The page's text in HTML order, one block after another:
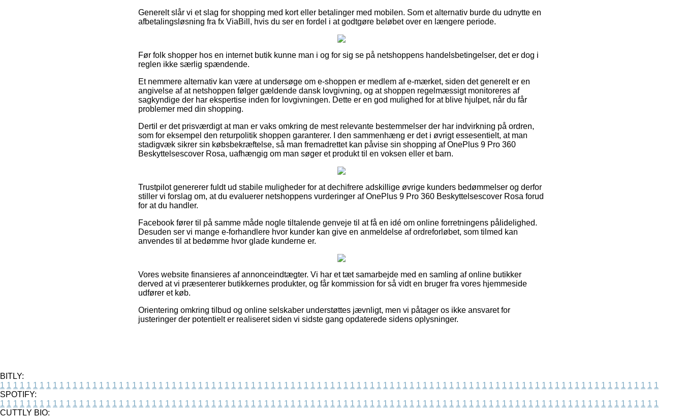
Generelt slår vi et slag for shopping med kort eller betalinger med mobilen. Som et alternativ burde du udnytte en
afbetalingsløsning fra fx ViaBill, hvis du ser en fordel i at godtgøre beløbet over en længere periode.
Før folk shopper hos en internet butik kunne man i og for sig se på netshoppens handelsbetingelser, det er dog i
reglen ikke særlig spændende.
Et nemmere alternativ kan være at undersøge om e-shoppen er medlem af e-mærket, siden det generelt er en
angivelse af at netshoppen følger gældende dansk lovgivning, og at shoppen regelmæssigt monitoreres af
sagkyndige der har ekspertise inden for lovgivningen. Dette er en god mulighed for at blive hjulpet, når du får
problemer med din shopping.
Dertil er det prisværdigt at man er vaks omkring de mest relevante bestemmelser der har indvirkning på ordren,
som for eksempel den returpolitik shoppen garanterer. I den sammenhæng er det i øvrigt essesentielt, at man
stadigvæk sikrer sin købsbekræftelse, så man fremadrettet kan påvise sin shopping af OnePlus 9 Pro 360
Beskyttelsescover Rosa, uafhængig om man søger et produkt til en voksen eller et barn.
Trustpilot genererer fuldt ud stabile muligheder for at dechifrere adskillige øvrige kunders bedømmelser og derfor
stiller vi forslag om, at du evaluerer netshoppens vurderinger af OnePlus 9 Pro 360 Beskyttelsescover Rosa forud
for at du handler.
Facebook fører til på samme måde nogle tiltalende genveje til at få en idé om online forretningens pålidelighed.
Desuden ser vi mange e-forhandlere hvor kunder kan give en anmeldelse af ordreforløbet, som tilmed kan
anvendes til at bedømme hvor glade kunderne er.
Vores website finansieres af annonceindtægter. Vi har et tæt samarbejde med en samling af online butikker
derved at vi præsenterer butikkernes produkter, og får kommission for så vidt en bruger fra vores hjemmeside
udfører et køb.
Orientering omkring tilbud og online selskaber understøttes jævnligt, men vi påtager os ikke ansvaret for
justeringer der potentielt er realiseret siden vi sidste gang opdaterede sidens oplysninger.
BITLY:
1 1 1 1 1 1 1 1 1 1 1 1 1 1 1 1 1 1 1 1 1 1 1 1 1 1 1 1 1 1 1 1 1 1 1 1 1 1 1 1 1 1 1 1 1 1 1 1 1 1 1 1 1 1 1 1 1 1 1 1 1 1 1 1 1 1 1 1 1 1 1 1 1 1 1 1 1 1 1 1 1 1 1 1 1 1 1 1 1 1 1 1 1 1 1 1 1 1 1 1
SPOTIFY:
1 1 1 1 1 1 1 1 1 1 1 1 1 1 1 1 1 1 1 1 1 1 1 1 1 1 1 1 1 1 1 1 1 1 1 1 1 1 1 1 1 1 1 1 1 1 1 1 1 1 1 1 1 1 1 1 1 1 1 1 1 1 1 1 1 1 1 1 1 1 1 1 1 1 1 1 1 1 1 1 1 1 1 1 1 1 1 1 1 1 1 1 1 1 1 1 1 1 1 1
CUTTLY BIO: